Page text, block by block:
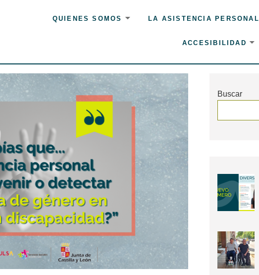
QUIENES SOMOS LA ASISTENCIA PERSONAL
ACCESIBILIDAD
Buscar